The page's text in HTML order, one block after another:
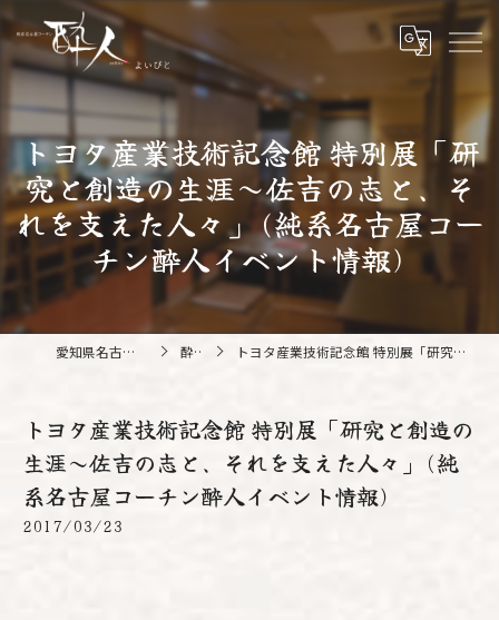
トヨタ産業技術記念館 特別展「研
究と創造の生涯～佐吉の志と、そ
れを支えた人々」(純系名古屋コー
チン酔人イベント情報)
愛知県名古屋の鍋なら純系名古屋コーチン 酔人 酔人ブログ トヨタ産業技術記念館 特別展「研究と創造の生涯～佐吉の志と、それを支えた人々」(純系名古屋コーチン酔人イベント情報)
トヨタ産業技術記念館 特別展「研究と創造の
生涯～佐吉の志と、それを支えた人々」(純
系名古屋コーチン酔人イベント情報)
2017/03/23